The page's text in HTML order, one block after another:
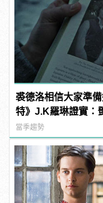
裘德洛相信大家準
特》J.K羅琳證實：
華德發生過「性關係
當季趨勢